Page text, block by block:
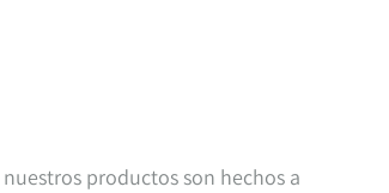
productos son hechos a